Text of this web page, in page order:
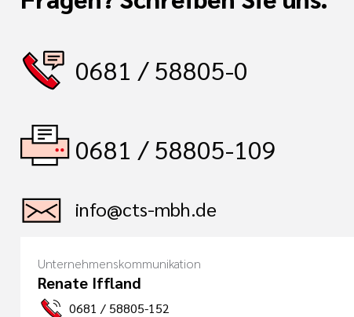
0681 / 58805-0
0681 / 58805-109
info@cts-mbh.de
Unternehmenskommunikation
Renate Iffland
0681 / 58805-152